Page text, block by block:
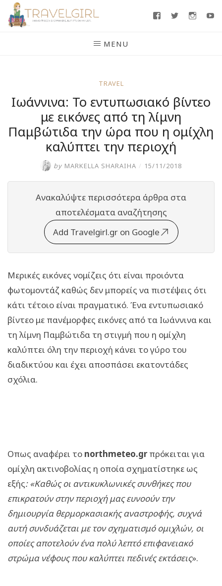
Skip
FacebookTwitter
MENU
TRAVEL
Ιωάννινα: Το εντυπωσιακό βίντεο
με εικόνες από τη λίμνη
Παμβώτιδα την ώρα που η ομίχλη
καλύπτει την περιοχή
by MARKELLA SHARAIHA / 15/11/2018
Ανακαλύψτε περισσότερα άρθρα στα
αποτελέσματα αναζήτησης
Add Travelgirl.gr on Google
Μερικές εικόνες νομίζεις ότι είναι προιόντα
φωτομοντάζ καθώς δεν μπορείς να πιστέψεις ότι
κάτι τέτοιο είναι πραγματικό. Ένα εντυπωσιακό
βίντεο με πανέμορφες εικόνες από τα Ιωάννινα και
τη λίμνη Παμβώτιδα τη στιγμή που η ομίχλη
καλύπτει όλη την περιοχή κάνει το γύρο του
διαδικτύου και έχει αποσπάσει εκατοντάδες
σχόλια.
Οπως αναφέρει το northmeteo.grπρόκειται για
ομίχλη ακτινοβολίας η οποία σχηματίστηκε ως
εξής: «Καθώς οι αντικυκλωνικές συνθήκες που
επικρατούν στην περιοχή μας ευνοούν την
δημιουργία θερμορκασιακής αναστροφής, συχνά
αυτή συνδυάζεται με τον σχηματισμό ομιχλών, οι
οποίες αποτελούν ένα πολύ λεπτό επιφανειακό
στρώμα νέφους που καλύπτει πεδινές εκτάσεις».